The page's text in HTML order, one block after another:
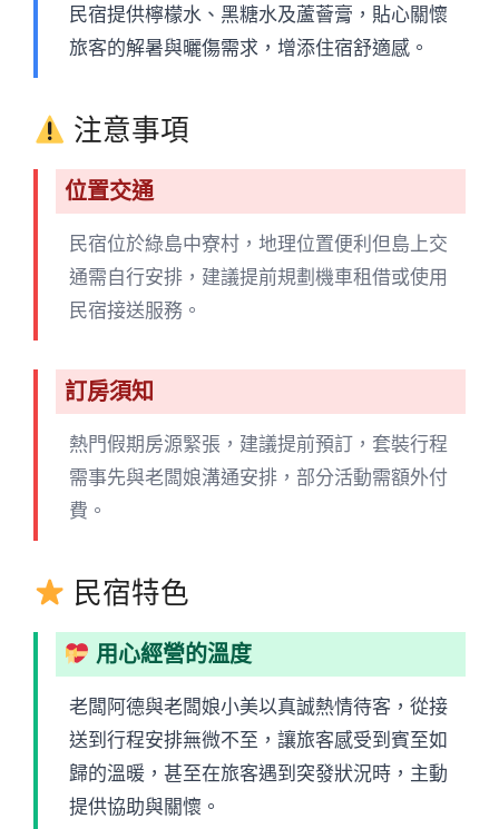
民宿提供檸檬水、黑糖水及蘆薈膏，貼心關懷
旅客的解暑與曬傷需求，增添住宿舒適感。
注意事項
位置交通
民宿位於綠島中寮村，地理位置便利但島上交
通需自行安排，建議提前規劃機車租借或使用
民宿接送服務。
訂房須知
熱門假期房源緊張，建議提前預訂，套裝行程
需事先與老闆娘溝通安排，部分活動需額外付
費。
民宿特色
用心經營的溫度
老闆阿德與老闆娘小美以真誠熱情待客，從接
送到行程安排無微不至，讓旅客感受到賓至如
歸的溫暖，甚至在旅客遇到突發狀況時，主動
提供協助與關懷。